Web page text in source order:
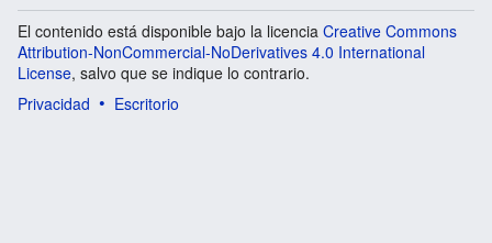
El contenido está disponible bajo la licencia Creative Commons
Attribution-NonCommercial-NoDerivatives 4.0 International
License, salvo que se indique lo contrario.
Privacidad
Escritorio